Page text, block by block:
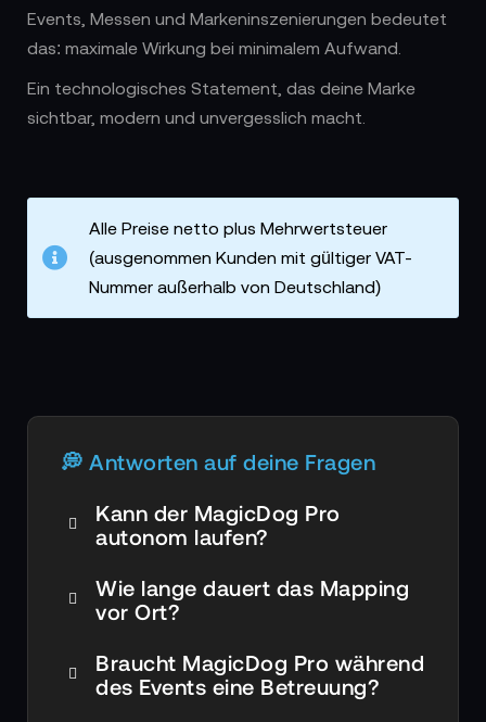
Events, Messen und Markeninszenierungen bedeutet
das: maximale Wirkung bei minimalem Aufwand.
Ein technologisches Statement, das deine Marke
sichtbar, modern und unvergesslich macht.
Alle Preise netto plus Mehrwertsteuer
(ausgenommen Kunden mit gültiger VAT-
Nummer außerhalb von Deutschland)
💭 Antworten auf deine Fragen
Kann der MagicDog Pro
autonom laufen?
Wie lange dauert das Mapping
vor Ort?
Braucht MagicDog Pro während
des Events eine Betreuung?